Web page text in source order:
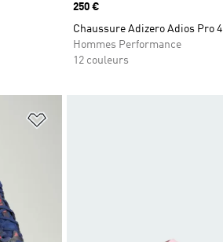
Prix
250 €
Chaussure Adizero Adios Pro 4
Hommes Performance
12 couleurs